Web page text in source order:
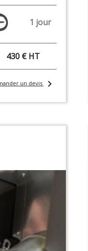
1 jour
430 € HT
un devischevron_right